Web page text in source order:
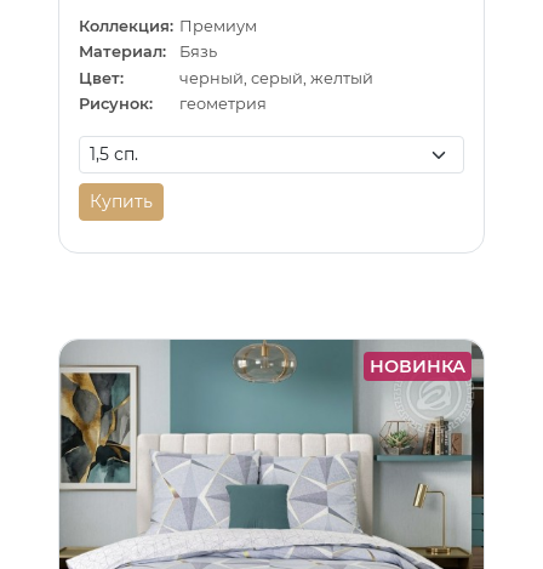
Коллекция: Премиум
Материал:
Бязь
Цвет:
черный, серый, желтый
Рисунок:
геометрия
Купить
НОВИНКА